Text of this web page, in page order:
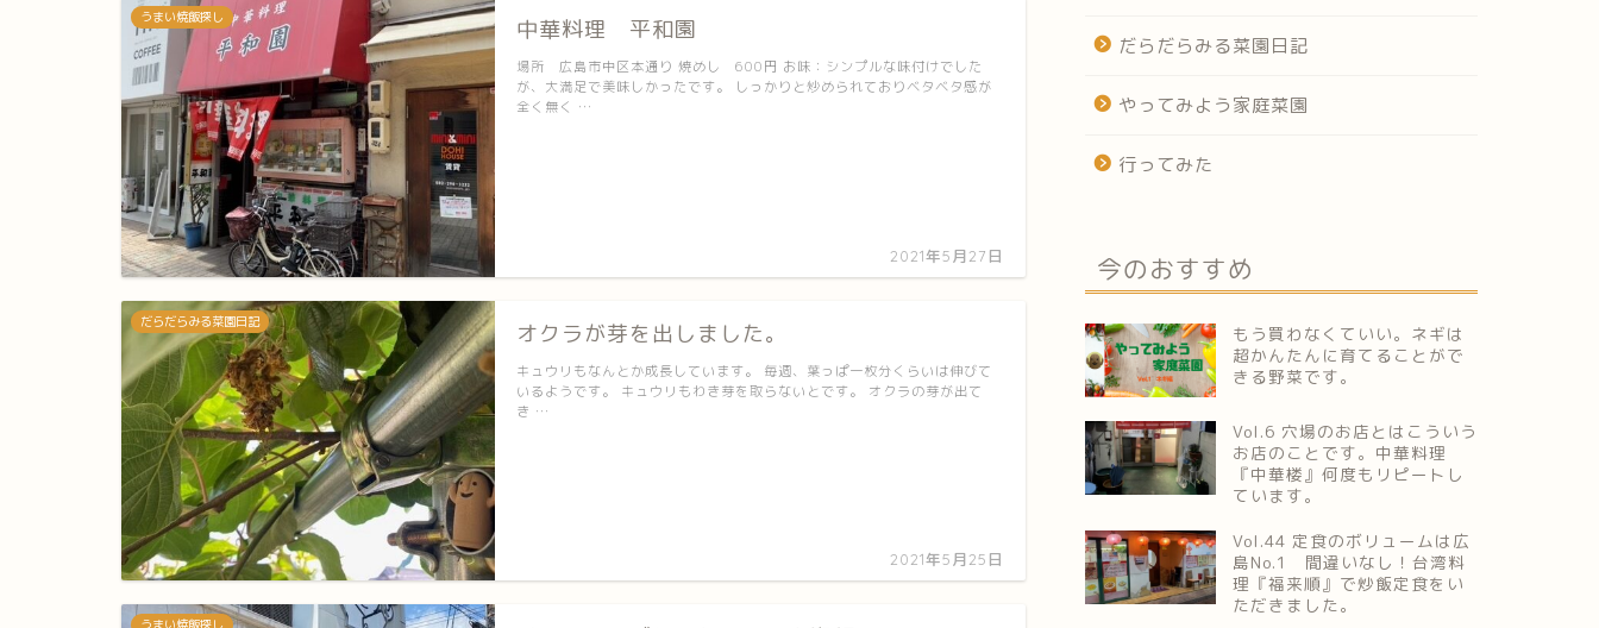
うまい焼飯探し 中華料理 平和園
2021年5月27日
場所 広島市中区本通り 焼めし 600円 お味：シンプルな味付けでした
が、大満足で美味しかったです。 しっかりと炒められておりベタベタ感が
全く無く …
だらだらみる菜園日記 オクラが芽を出しました。
2021年5月25日
キュウリもなんとか成長しています。 毎週、葉っぱ一枚分くらいは伸びて
いるようです。 キュウリもわき芽を取らないとです。 オクラの芽が出て
き …
うまい焼飯探し
だらだらみる菜園日記
やってみよう家庭菜園
行ってみた
今のおすすめ
もう買わなくていい。ネギは
超かんたんに育てることがで
きる野菜です。
Vol.6 穴場のお店とはこういう
お店のことです。中華料理
『中華楼』何度もリピートし
ています。
Vol.44 定食のボリュームは広
島No.1 間違いなし！台湾料
理『福来順』で炒飯定食をい
ただきました。